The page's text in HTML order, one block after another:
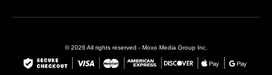
© 2026 All rights reserved - Moxo Media Group Inc.